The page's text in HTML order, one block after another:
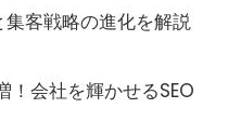
客戦略の進化を解説
！会社を輝かせるSEO